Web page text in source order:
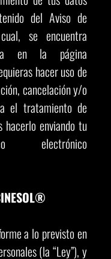
del Aviso de
se encuentra
en la página
hacer uso de
cancelación y/o
el tratamiento de
hacerlo enviando tu
a lo previsto en
(la “Ley”), y